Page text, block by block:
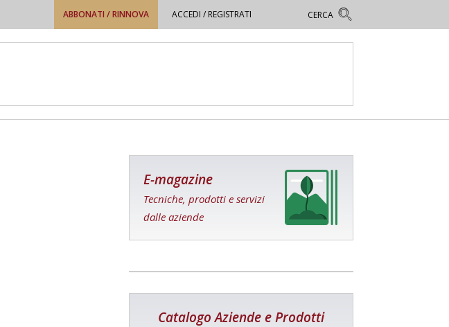
ABBONATI / RINNOVA ACCEDI / REGISTRATI
E-magazine
Tecniche, prodotti e servizi
dalle aziende
Catalogo Aziende e Prodotti